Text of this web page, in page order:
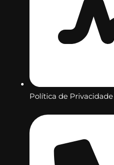
Política de Privacidade